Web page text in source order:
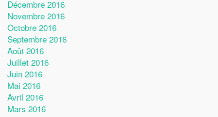
Décembre 2016
Novembre 2016
Octobre 2016
Septembre 2016
Août 2016
Juillet 2016
Juin 2016
Mai 2016
Avril 2016
Mars 2016